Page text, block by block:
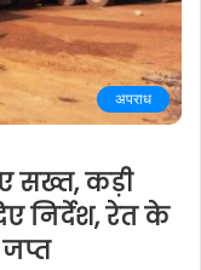
अपराध
सख्त, कड़ी
निर्देश, रेत के